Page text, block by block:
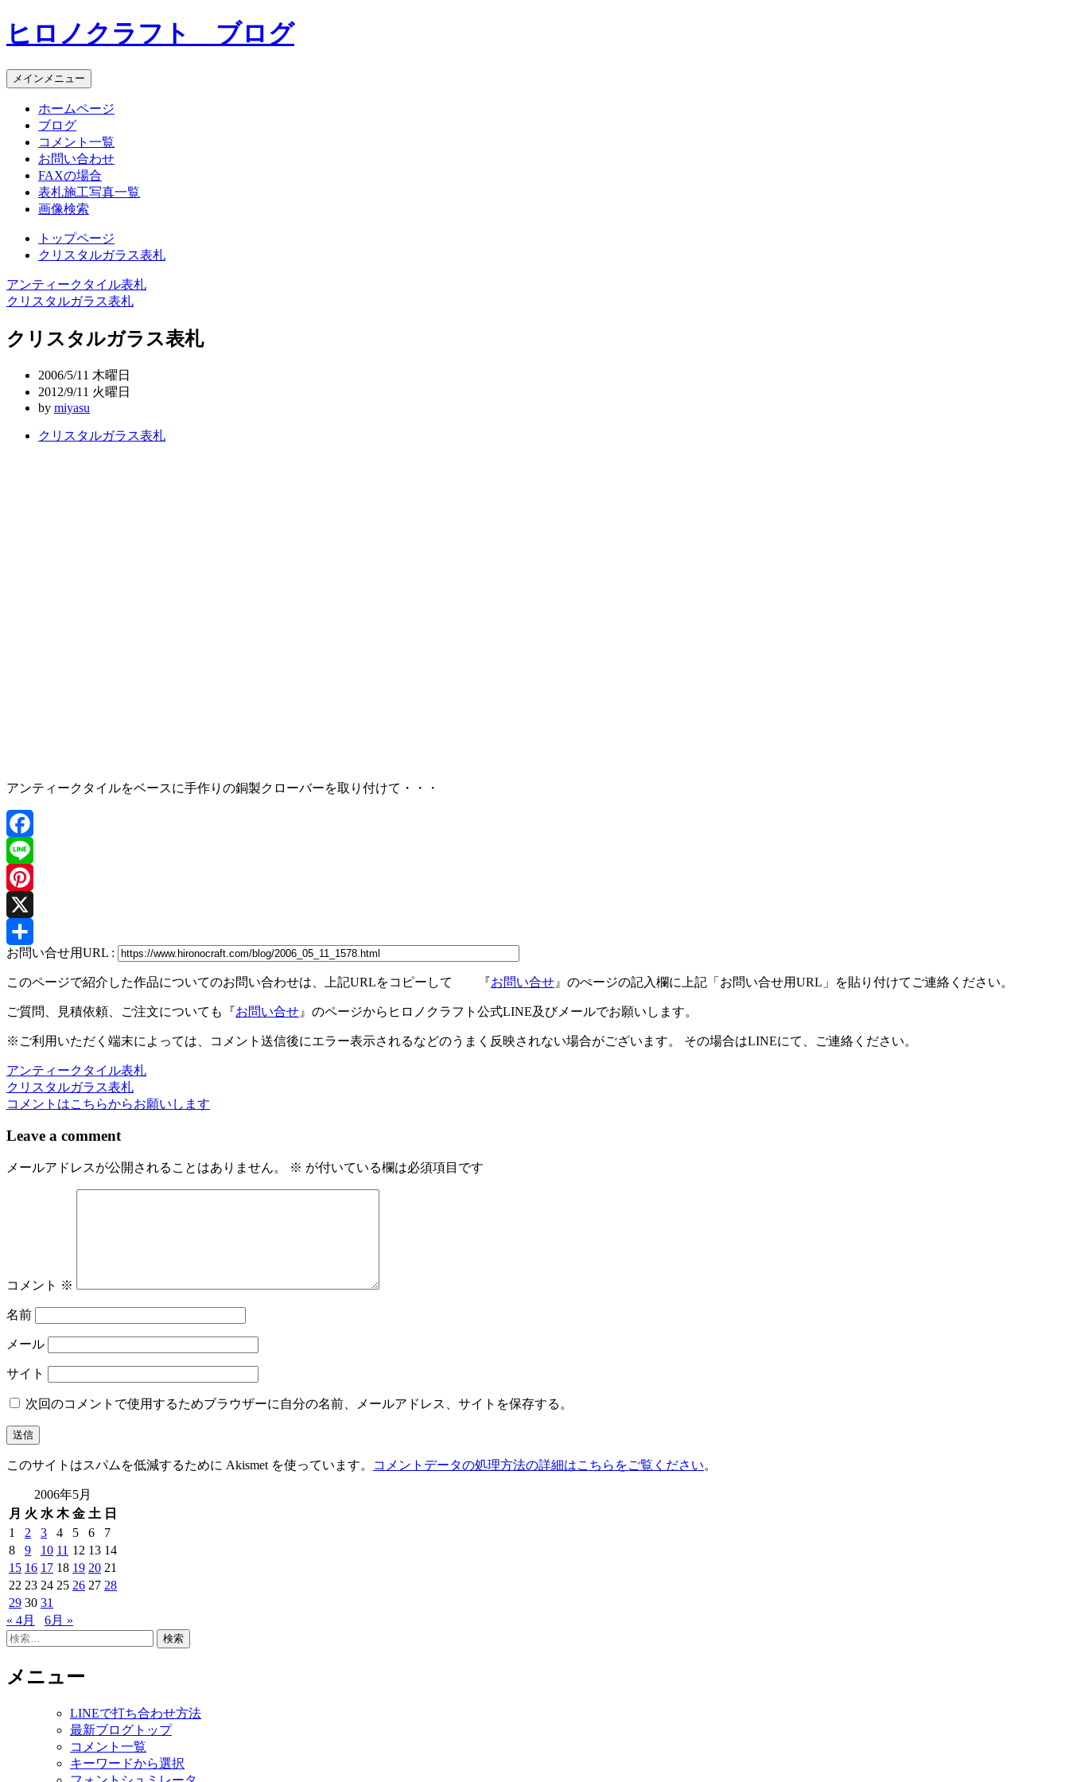
コ
ン
ン
ツ
ヒロノクラフト ブログ
メインメニュー
ホームページ
ブログ
コメント一覧
お問い合わせ
FAXの場合
表札施工写真一覧
画像検索
トップページ
クリスタルガラス表札
投
稿
ナ
アンティークタイル表札
クリスタルガラス表札
クリスタルガラス表札
2006/5/11 木曜日
2012/9/11 火曜日
by miyasu
クリスタルガラス表札
アンティークタイルをベースに手作りの銅製クローバーを取り付けて・・・
Facebook
Line
Pinterest
X
共
有
お問い合せ用URL :
このページで紹介した作品についてのお問い合わせは、上記URLをコピーして 『お問い合せ 』のぺージの記入欄に上記「お問い合せ用URL」を貼り付けてご連絡ください。
ご質問、見積依頼、ご注文についても『お問い合せ 』のページからヒロノクラフト公式LINE及びメールでお願いします。
※ご利用いただく端末によっては、コメント送信後にエラー表示されるなどのうまく反映されない場合がございます。 その場合はLINEにて、ご連絡ください。
投
稿
ナ
ゲ
ン
アンティークタイル表札
クリスタルガラス表札
コメントはこちらからお願いします
Leave a comment
メールアドレスが公開されることはありません。 ※ が付いている欄は必須項目です
コメント ※
名前
メール
サイト
次回のコメントで使用するためブラウザーに自分の名前、メールアドレス、サイトを保存する。
このサイトはスパムを低減するために Akismet を使っています。 コメントデータの処理方法の詳細はこちらをご覧ください。
2006年5月
月 火 水 木 金 土 日
1
2 3 4 5 6
7
8
9 10 11 12 13 14
15 16 17 18 19 20 21
22 23 24 25 26 27 28
29 30 31
« 4月
6月 »
検
メニュー
LINEで打ち合わせ方法
最新ブログトップ
コメント一覧
キーワードから選択